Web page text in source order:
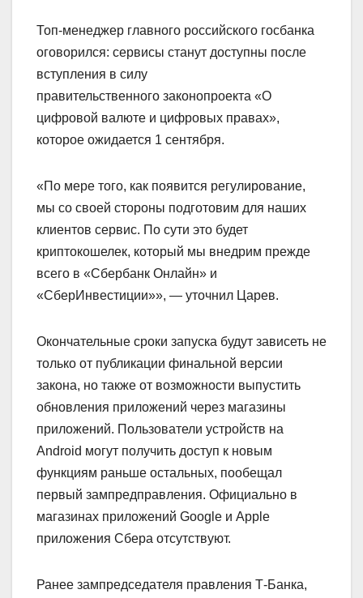
Топ-менеджер главного российского госбанка
оговорился: сервисы станут доступны после
вступления в силу
правительственного законопроекта «О
цифровой валюте и цифровых правах»,
которое ожидается 1 сентября.
«По мере того, как появится регулирование,
мы со своей стороны подготовим для наших
клиентов сервис. По сути это будет
криптокошелек, который мы внедрим прежде
всего в «Сбербанк Онлайн» и
«СберИнвестиции»», — уточнил Царев.
Окончательные сроки запуска будут зависеть не
только от публикации финальной версии
закона, но также от возможности выпустить
обновления приложений через магазины
приложений. Пользователи устройств на
Android могут получить доступ к новым
функциям раньше остальных, пообещал
первый зампредправления. Официально в
магазинах приложений Google и Apple
приложения Сбера отсутствуют.
Ранее зампредседателя правления Т-Банка,